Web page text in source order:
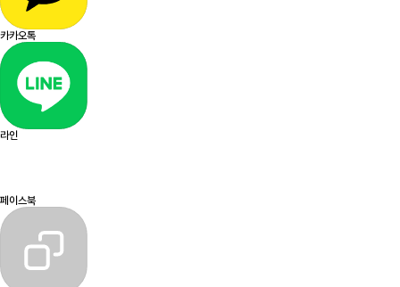
카카오톡
라인
페이스북